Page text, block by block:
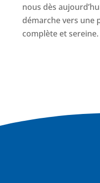
nous dès
démarche vers une
complète et sereine.